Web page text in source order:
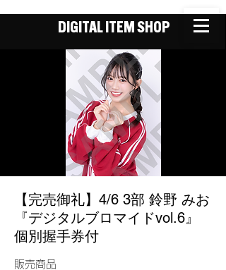
DIGITAL ITEM SHOP
【完売御礼】4/6 3部 鈴野 みお
『デジタルブロマイドvol.6』
個別握手券付
販売商品